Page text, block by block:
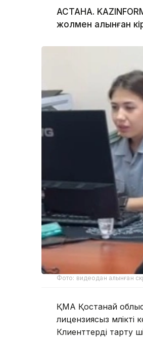
АСТАНА.
жолмен алынған
Фото: видеодан алынған
ҚМА Қостанай
лицензиясыз
Клиенттерді тарту